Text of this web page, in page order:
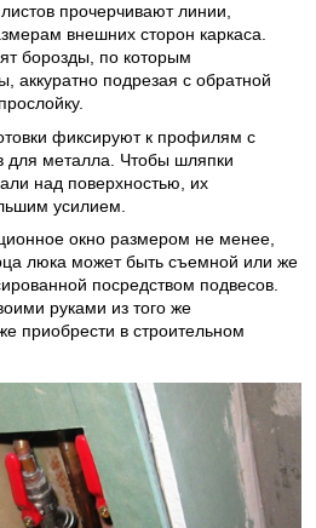
прочерчивают линии,
внешних сторон каркаса.
борозды, по которым
аккуратно подрезая с обратной
фиксируют к профилям с
металла. Чтобы шляпки
над поверхностью, их
усилием.
окно размером не менее,
люка может быть съемной или же
посредством подвесов.
руками из того же
приобрести в строительном